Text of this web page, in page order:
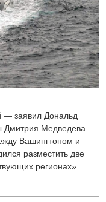
— заявил Дональд
Дмитрия Медведева.
Вашингтоном и
разместить две
регионах».